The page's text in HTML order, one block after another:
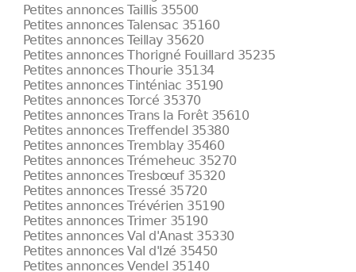
Petites annonces Taillis 35500
Petites annonces Talensac 35160
Petites annonces Teillay 35620
Petites annonces Thorigné Fouillard 35235
Petites annonces Thourie 35134
Petites annonces Tinténiac 35190
Petites annonces Torcé 35370
Petites annonces Trans la Forêt 35610
Petites annonces Treffendel 35380
Petites annonces Tremblay 35460
Petites annonces Trémeheuc 35270
Petites annonces Tresbœuf 35320
Petites annonces Tressé 35720
Petites annonces Trévérien 35190
Petites annonces Trimer 35190
Petites annonces Val d'Anast 35330
Petites annonces Val d'Izé 35450
Petites annonces Vendel 35140